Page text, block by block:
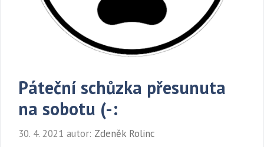
Páteční schůzka přesunuta
na sobotu (-:
30. 4. 2021 autor: Zdeněk Rolinc